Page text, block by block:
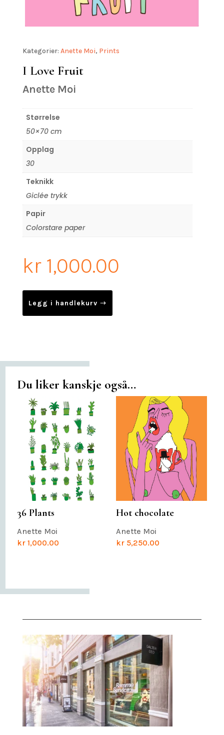
Kategorier: Anette Moi, Prints
I Love Fruit
Anette Moi
Størrelse
50×70 cm
Opplag
30
Teknikk
Giclée trykk
Papir
Colorstare paper
kr1,000.00
Legg i handlekurv
Du liker kanskje også…
36 Plants
Anette Moi
kr1,000.00
Hot chocolate
Anette Moi
kr5,250.00